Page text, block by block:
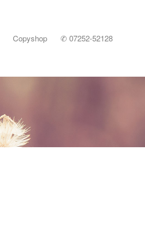
Copyshop ✆ 07252-52128